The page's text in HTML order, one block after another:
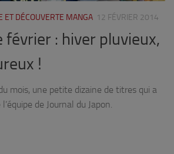
ET DÉCOUVERTE MANGA 12 FÉVRIER 2014
février : hiver pluvieux,
!
mois, une petite dizaine de titres qui a
de Journal du Japon.